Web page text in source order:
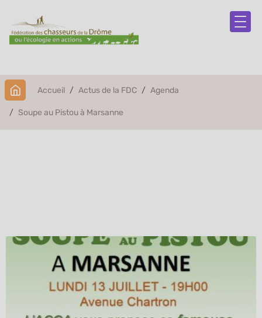
Accueil Actus de la FDC Agenda
Soupe au Pistou à Marsanne